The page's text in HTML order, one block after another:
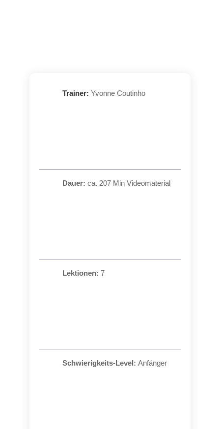
Trainer: Yvonne Coutinho
Dauer: ca. 207 Min Videomaterial
Lektionen: 7
Schwierigkeits-Level: Anfänger